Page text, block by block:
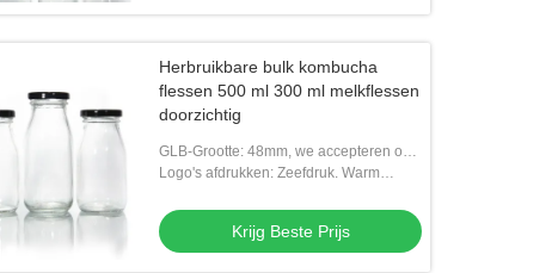
Herbruikbare bulk kombucha
flessen 500 ml 300 ml melkflessen
doorzichtig
GLB-Grootte: 48mm, we accepteren ook
aangepaste nekgrootte
Logo's afdrukken: Zeefdruk. Warm
Krijg Beste Prijs